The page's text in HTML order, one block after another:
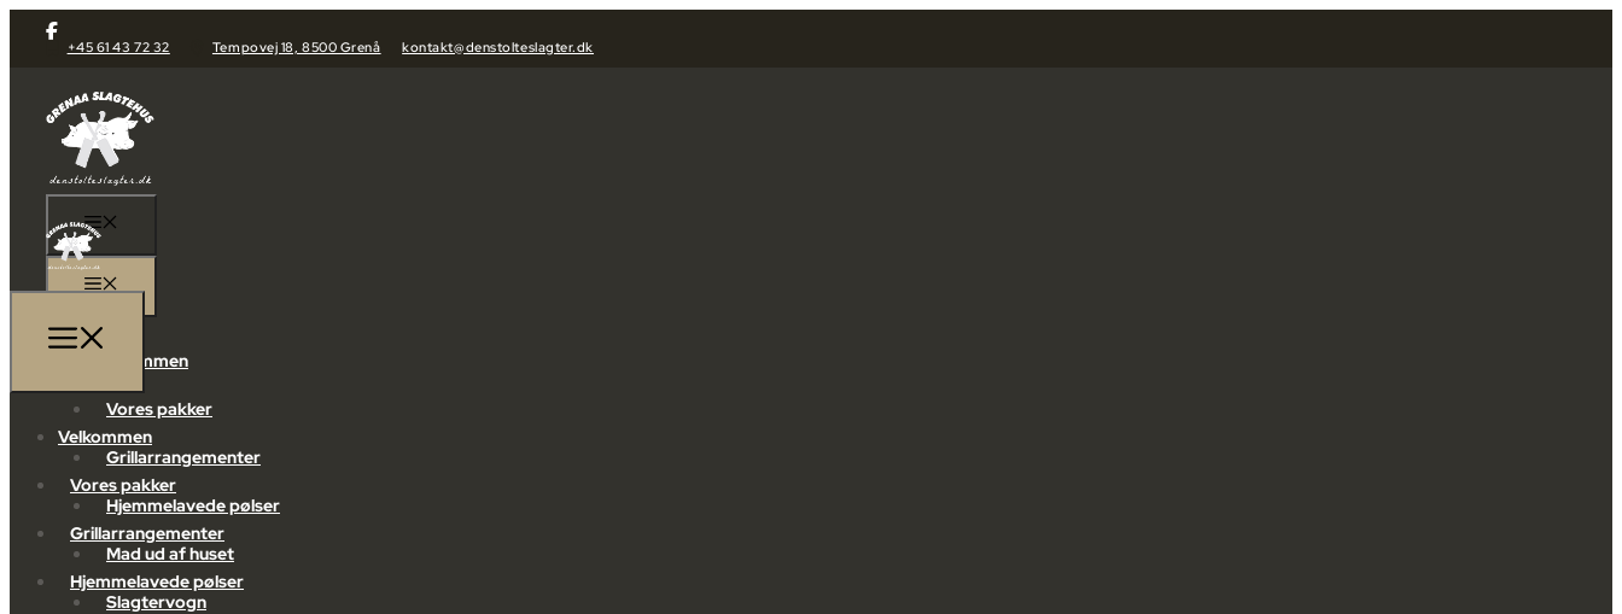
+45 61 43 72 32 Tempovej 18, 8500 Grenå kontakt@denstolteslagter.dk
Velkommen
Vores pakker
Grillarrangementer
Hjemmelavede pølser
Mad ud af huset
Slagtervogn
Velkommen
Vores pakker
Grillarrangementer
Hjemmelavede pølser